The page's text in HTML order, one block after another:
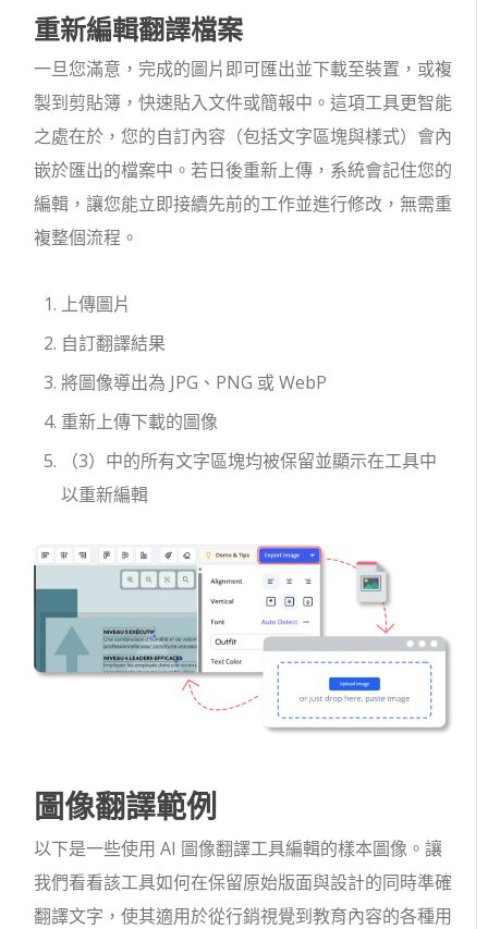
重新編輯翻譯檔案
一旦您滿意，完成的圖片即可匯出並下載至裝置，或複
製到剪貼簿，快速貼入文件或簡報中。這項工具更智能
之處在於，您的自訂內容（包括文字區塊與樣式）會內
嵌於匯出的檔案中。若日後重新上傳，系統會記住您的
編輯，讓您能立即接續先前的工作並進行修改，無需重
複整個流程。
上傳圖片
自訂翻譯結果
將圖像導出為 JPG、PNG 或 WebP
重新上傳下載的圖像
（3）中的所有文字區塊均被保留並顯示在工具中
以重新編輯
圖像翻譯範例
以下是一些使用 AI 圖像翻譯工具編輯的樣本圖像。讓
我們看看該工具如何在保留原始版面與設計的同時準確
翻譯文字，使其適用於從行銷視覺到教育內容的各種用